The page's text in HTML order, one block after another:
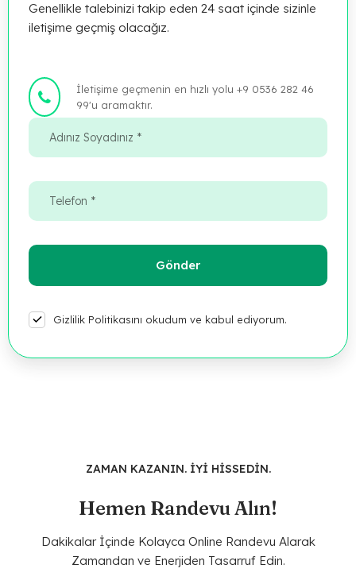
Genellikle talebinizi takip eden 24 saat içinde sizinle
iletişime geçmiş olacağız.
İletişime geçmenin en hızlı yolu +9 0536 282 46
99'u aramaktır.
Gizlilik Politikasını okudum ve kabul ediyorum.
ZAMAN KAZANIN. İYİ HİSSEDİN.
Hemen Randevu Alın!
Dakikalar İçinde Kolayca Online Randevu Alarak
Zamandan ve Enerjiden Tasarruf Edin.